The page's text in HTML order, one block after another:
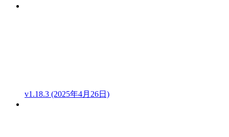
v1.18.3 (2025年4月26日)